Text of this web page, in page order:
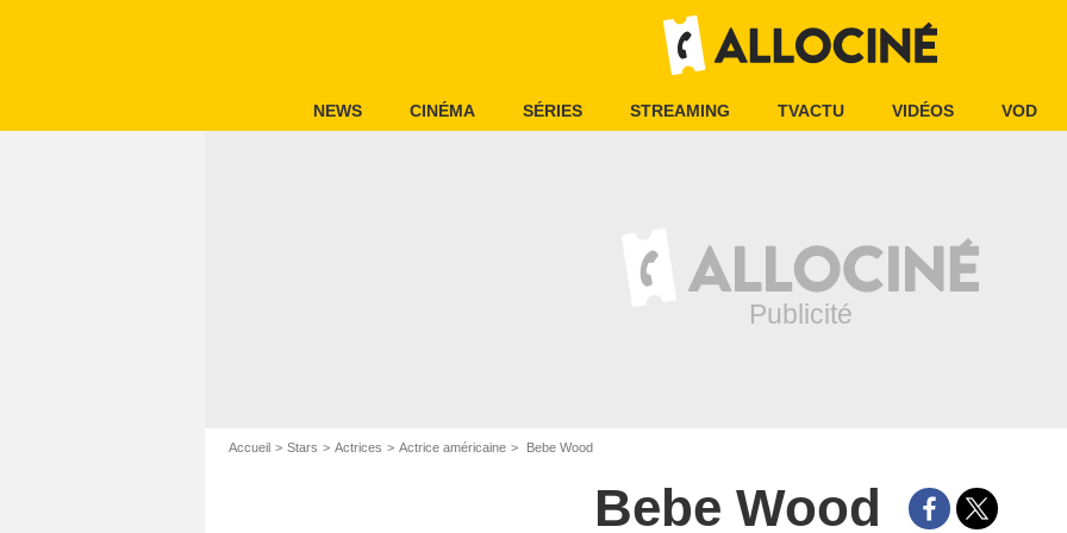
NEWS CINÉMA SÉRIES STREAMING TVACTU VIDÉOS VOD
Accueil Stars Actrices Actrice américaine Bebe Wood
Bebe Wood